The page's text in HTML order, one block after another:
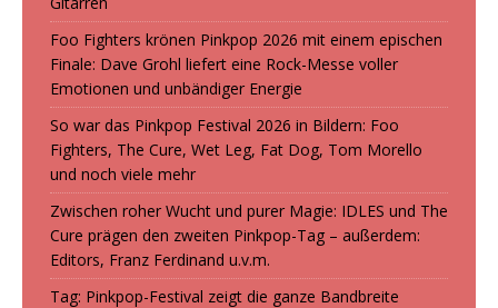
Foo Fighters krönen Pinkpop 2026 mit einem epischen
Finale: Dave Grohl liefert eine Rock-Messe voller
Emotionen und unbändiger Energie
So war das Pinkpop Festival 2026 in Bildern: Foo
Fighters, The Cure, Wet Leg, Fat Dog, Tom Morello
und noch viele mehr
Zwischen roher Wucht und purer Magie: IDLES und The
Cure prägen den zweiten Pinkpop-Tag – außerdem:
Editors, Franz Ferdinand u.v.m.
Tag: Pinkpop-Festival zeigt die ganze Bandbreite